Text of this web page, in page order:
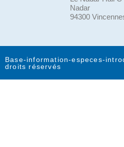
Nadar
94300
Base-information-especes-
droits réservés